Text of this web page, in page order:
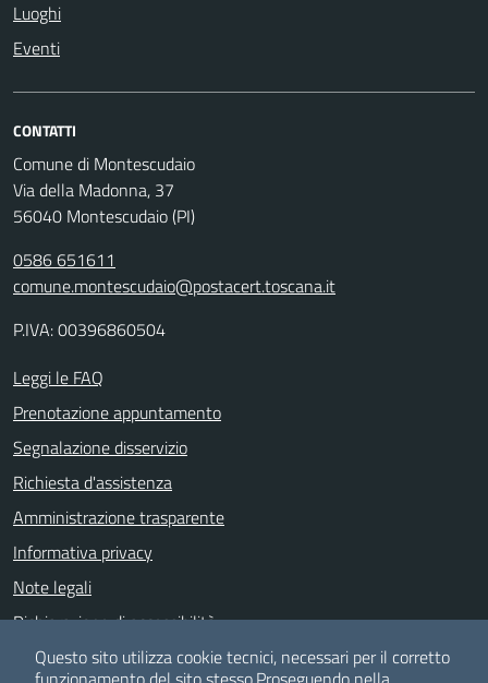
Luoghi
Eventi
CONTATTI
Comune di Montescudaio
Via della Madonna, 37
56040 Montescudaio (PI)
0586 651611
comune.montescudaio@postacert.toscana.it
P.IVA: 00396860504
Leggi le FAQ
Prenotazione appuntamento
Segnalazione disservizio
Richiesta d'assistenza
Amministrazione trasparente
Informativa privacy
Note legali
Dichiarazione di accessibilità
Albo pretorio
Questo sito utilizza cookie tecnici, necessari per il corretto